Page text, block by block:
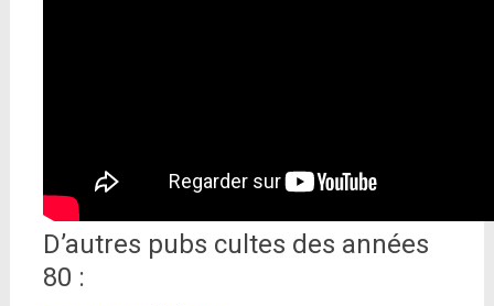
D’autres pubs cultes des années
80 :